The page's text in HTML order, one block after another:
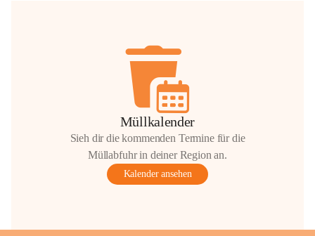
Müllkalender
Sieh dir die kommenden Termine für die
Müllabfuhr in deiner Region an.
Kalender ansehen